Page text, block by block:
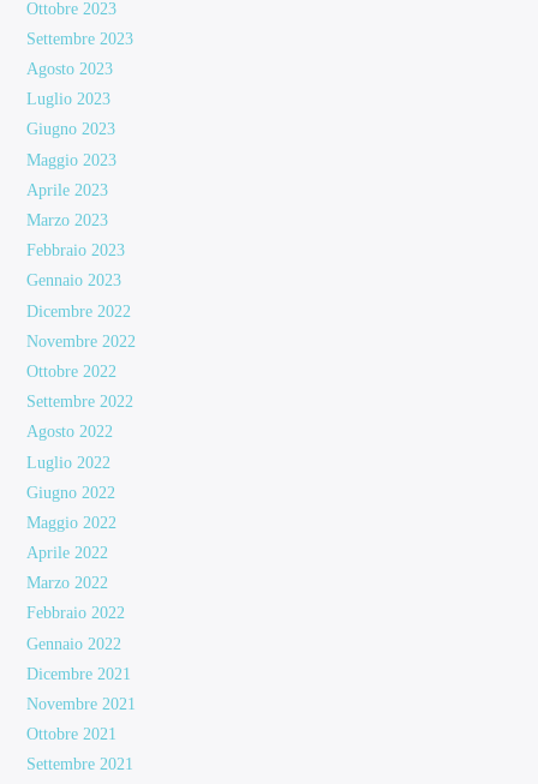
Ottobre 2023
Settembre 2023
Agosto 2023
Luglio 2023
Giugno 2023
Maggio 2023
Aprile 2023
Marzo 2023
Febbraio 2023
Gennaio 2023
Dicembre 2022
Novembre 2022
Ottobre 2022
Settembre 2022
Agosto 2022
Luglio 2022
Giugno 2022
Maggio 2022
Aprile 2022
Marzo 2022
Febbraio 2022
Gennaio 2022
Dicembre 2021
Novembre 2021
Ottobre 2021
Settembre 2021